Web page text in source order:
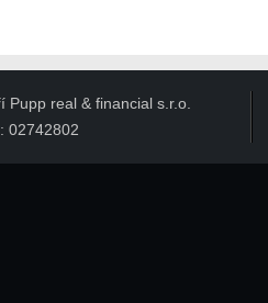
Pupp real & financial s.r.o.
02742802